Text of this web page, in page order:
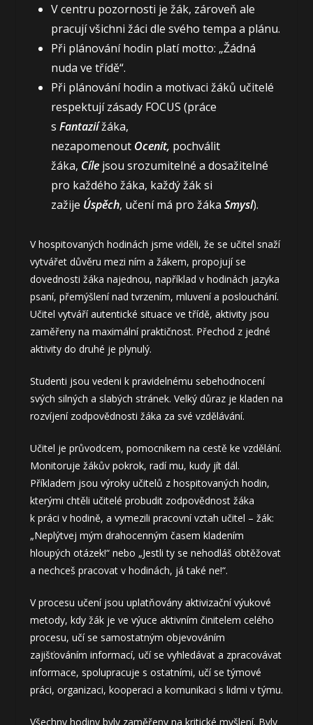
V centru pozornosti je žák, zároveň ale
pracují všichni žáci dle svého tempa a plánu.
Při plánování hodin platí motto: „Žádná
nuda ve třídě“.
Při plánování hodin a motivaci žáků učitelé
respektují zásady FOCUS (práce
s Fantaziížáka,
nezapomenout Ocenit, pochválit
žáka, Cíle jsou srozumitelné a dosažitelné
pro každého žáka, každý žák si
zažije Úspěch, učení má pro žáka Smysl).
V hospitovaných hodinách jsme viděli, že se učitel snaží
vytvářet důvěru mezi ním a žákem, propojují se
dovednosti žáka najednou, například v hodinách jazyka
psaní, přemýšlení nad tvrzením, mluvení a poslouchání.
Učitel vytváří autentické situace ve třídě, aktivity jsou
zaměřeny na maximální praktičnost. Přechod z jedné
aktivity do druhé je plynulý.
Studenti jsou vedeni k pravidelnému sebehodnocení
svých silných a slabých stránek. Velký důraz je kladen na
rozvíjení zodpovědnosti žáka za své vzdělávání.
Učitel je průvodcem, pomocníkem na cestě ke vzdělání.
Monitoruje žákův pokrok, radí mu, kudy jít dál.
Příkladem jsou výroky učitelů z hospitovaných hodin,
kterými chtěli učitelé probudit zodpovědnost žáka
k práci v hodině, a vymezili pracovní vztah učitel – žák:
„Neplýtvej mým drahocenným časem kladením
hloupých otázek!“ nebo „Jestli ty se nehodláš obtěžovat
a nechceš pracovat v hodinách, já také ne!“.
V procesu učení jsou uplatňovány aktivizační výukové
metody, kdy žák je ve výuce aktivním činitelem celého
procesu, učí se samostatným objevováním
zajišťováním informací, učí se vyhledávat a zpracovávat
informace, spolupracuje s ostatními, učí se týmové
práci, organizaci, kooperaci a komunikaci s lidmi v týmu.
Všechny hodiny byly zaměřeny na kritické myšlení. Byly